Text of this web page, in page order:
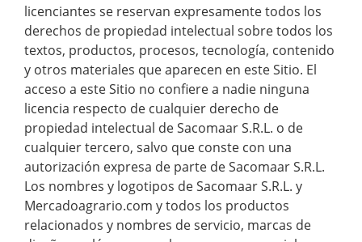
licenciantes se reservan expresamente todos los
derechos de propiedad intelectual sobre todos los
textos, productos, procesos, tecnología, contenido
y otros materiales que aparecen en este Sitio. El
acceso a este Sitio no confiere a nadie ninguna
licencia respecto de cualquier derecho de
propiedad intelectual de Sacomaar S.R.L. o de
cualquier tercero, salvo que conste con una
autorización expresa de parte de Sacomaar S.R.L.
Los nombres y logotipos de Sacomaar S.R.L. y
Mercadoagrario.com y todos los productos
relacionados y nombres de servicio, marcas de